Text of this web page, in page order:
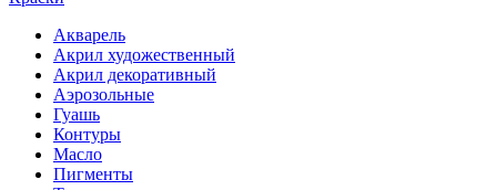
Акварель
Акрил художественный
Акрил декоративный
Аэрозольные
Гуашь
Контуры
Масло
Пигменты